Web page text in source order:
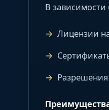
В зависимости
Лицензии